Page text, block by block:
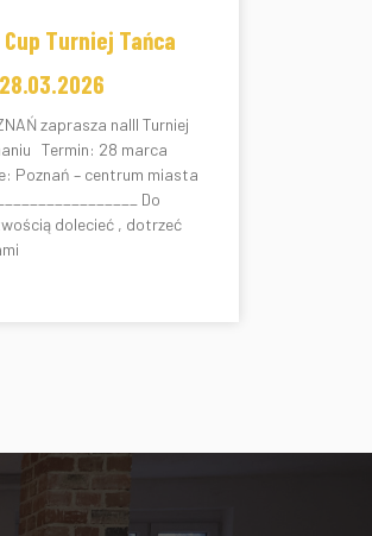
Cup Turniej Tańca
zaprasza naIII Turniej
Termin: 28 marca
Poznań – centrum miasta
Do
dolecieć , dotrzeć